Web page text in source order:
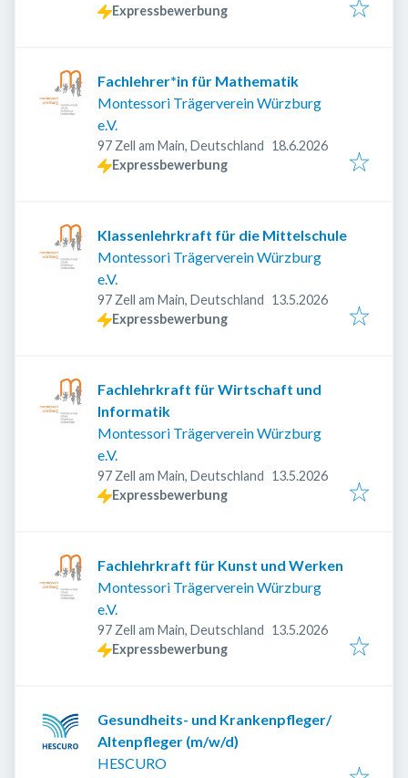
Expressbewerbung
Fachlehrer*in für Mathematik
Montessori Trägerverein Würzburg
e.V.
97 Zell am Main, Deutschland Veröffentlicht
18.6.2026
Expressbewerbung
Klassenlehrkraft für die Mittelschule
Montessori Trägerverein Würzburg
e.V.
97 Zell am Main, Deutschland Veröffentlicht
13.5.2026
Expressbewerbung
Fachlehrkraft für Wirtschaft und
Informatik
Montessori Trägerverein Würzburg
e.V.
97 Zell am Main, Deutschland Veröffentlicht
13.5.2026
Expressbewerbung
Fachlehrkraft für Kunst und Werken
Montessori Trägerverein Würzburg
e.V.
97 Zell am Main, Deutschland Veröffentlicht
13.5.2026
Expressbewerbung
Gesundheits- und Krankenpfleger/
Altenpfleger (m/w/d)
HESCURO